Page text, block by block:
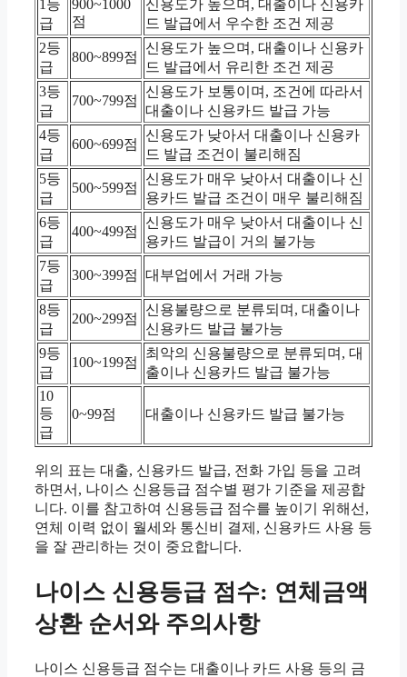
1등
급
900~1000
점
신용도가 높으며, 대출이나 신용카
드 발급에서 우수한 조건 제공
2등
급
800~899점
신용도가 높으며, 대출이나 신용카
드 발급에서 유리한 조건 제공
3등
급
700~799점
신용도가 보통이며, 조건에 따라서
대출이나 신용카드 발급 가능
4등
급
600~699점
신용도가 낮아서 대출이나 신용카
드 발급 조건이 불리해짐
5등
급
500~599점
신용도가 매우 낮아서 대출이나 신
용카드 발급 조건이 매우 불리해짐
6등
급
400~499점
신용도가 매우 낮아서 대출이나 신
용카드 발급이 거의 불가능
7등
급
300~399점 대부업에서 거래 가능
8등
급
200~299점
신용불량으로 분류되며, 대출이나
신용카드 발급 불가능
9등
급
100~199점
최악의 신용불량으로 분류되며, 대
출이나 신용카드 발급 불가능
10
등
급
0~99점 대출이나 신용카드 발급 불가능
위의 표는 대출, 신용카드 발급, 전화 가입 등을 고려
하면서, 나이스 신용등급 점수별 평가 기준을 제공합
니다. 이를 참고하여 신용등급 점수를 높이기 위해선,
연체 이력 없이 월세와 통신비 결제, 신용카드 사용 등
을 잘 관리하는 것이 중요합니다.
나이스 신용등급 점수: 연체금액
상환 순서와 주의사항
나이스 신용등급 점수는 대출이나 카드 사용 등의 금